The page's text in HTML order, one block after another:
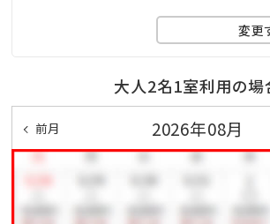
（バイキング会場の「パラディ」につき
満席になる場合がございますので、ご
約をおすすめいたします。
ご希望のレストランと時間がお決まりに
カヌチャリゾート公式サイトよりお早
変更
大人2名1室利用の場
前月 2026年08月